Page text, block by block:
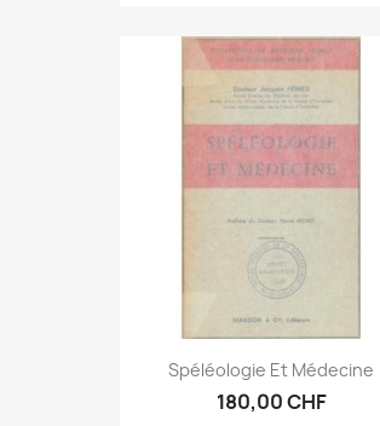
Spéléologie Et Médecine
180,00 CHF